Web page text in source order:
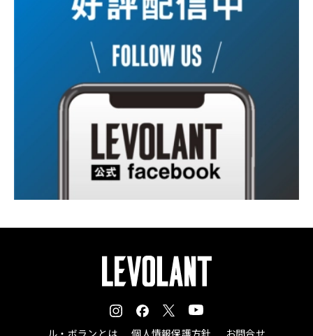
ル・ボランとは 個人情報保護方針 お問合せ